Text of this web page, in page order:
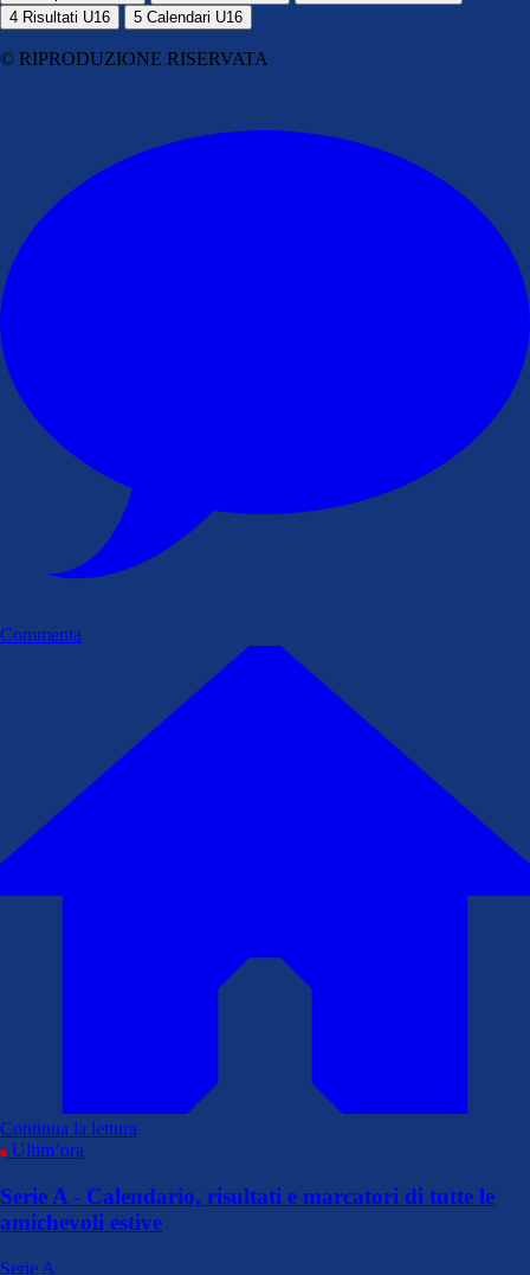
4 Risultati U16 5 Calendari U16
© RIPRODUZIONE RISERVATA
Commenta
Continua la lettura
Ultim’ora
Serie A - Calendario, risultati e marcatori di tutte le
amichevoli estive
Serie A